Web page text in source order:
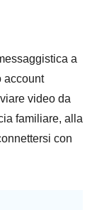
a
account
video da
familiare, alla
con